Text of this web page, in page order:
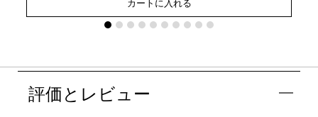
カートに入れる
評価とレビュー